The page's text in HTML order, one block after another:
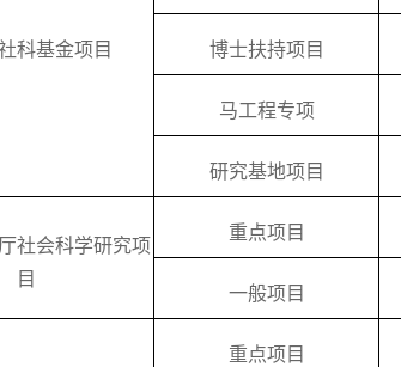
科基金项目 博士扶持项目
马工程专项
研究基地项目
社会科学研究项
目
重点项目
一般项目
重点项目